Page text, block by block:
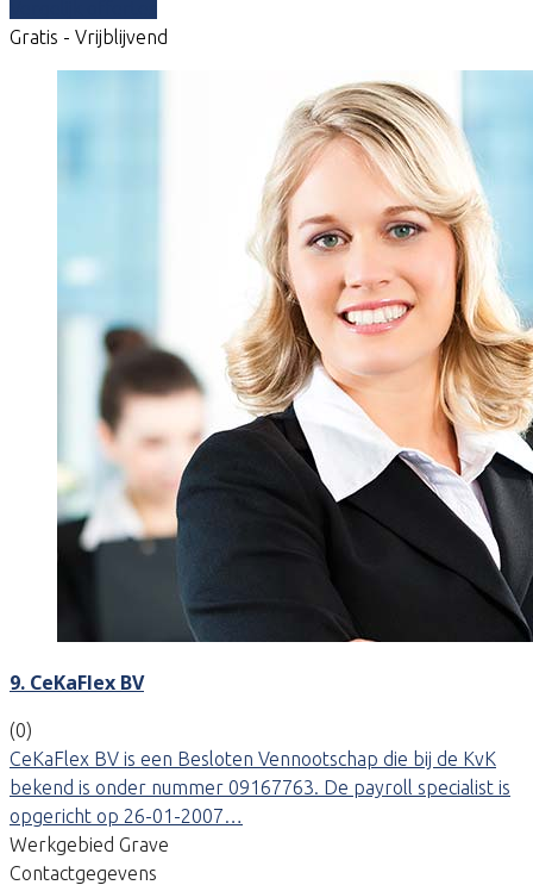
Gratis - Vrijblijvend
9. CeKaFlex BV
(0)
CeKaFlex BV is een Besloten Vennootschap die bij de KvK
bekend is onder nummer 09167763. De payroll specialist is
opgericht op 26-01-2007…
Werkgebied Grave
Contactgegevens